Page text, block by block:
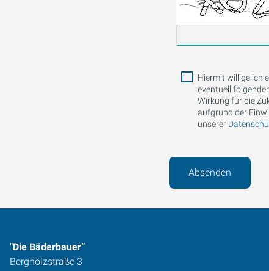
Hiermit willige ich
eventuell
Wirkung für die
aufgrund der
unserer
Absenden
"Die Bäderbauer”
Bergholzstraße 3